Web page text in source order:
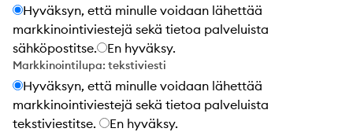
Hyväksyn, että minulle voidaan lähettää
markkinointiviestejä sekä tietoa palveluista
sähköpostitse.
En hyväksy.
Markkinointilupa: tekstiviesti
Hyväksyn, että minulle voidaan lähettää
markkinointiviestejä sekä tietoa palveluista
tekstiviestitse.
En hyväksy.